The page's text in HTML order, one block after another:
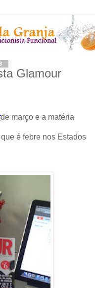
Glamour
de março e a matéria
é febre nos Estados